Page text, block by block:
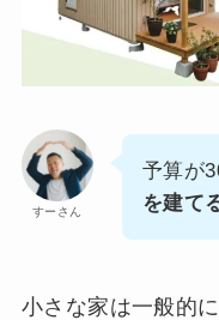
すーさん
予算が
を建て
小さな家は一般的